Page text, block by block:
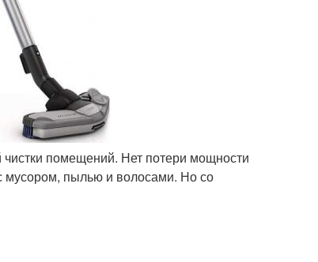
помещений. Нет потери мощности
мусором, пылью и волосами. Но со